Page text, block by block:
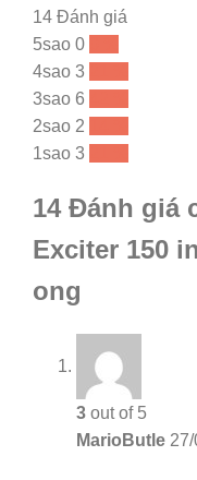
14 Đánh giá
5sao 0
4sao 3
3sao 6
2sao 2
1sao 3
14 Đánh giá
Exciter 150
ong
3 out of 5
MarioButle